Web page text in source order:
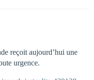
reçoit aujourd’hui une
urgence.